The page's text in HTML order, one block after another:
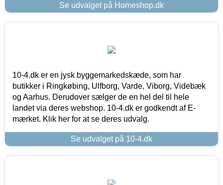
Se udvalget på Homeshop.dk
10-4.dk er en jysk byggemarkedskæde, som har
butikker i Ringkøbing, Ulfborg, Varde, Viborg, Videbæk
og Aarhus. Derudover sælger de en hel del til hele
landet via deres webshop. 10-4.dk er godkendt af E-
mærket. Klik her for at se deres udvalg.
Se udvalget på 10-4.dk